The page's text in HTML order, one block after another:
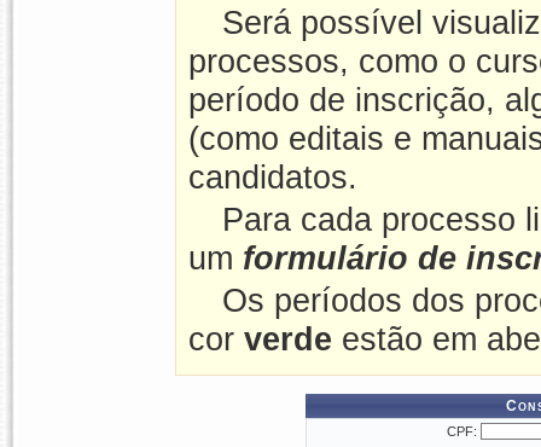
Será possível
processos, como o
período de inscrição,
(como editais e
candidatos.
Para cada processo
um formulário de
Os períodos dos
cor verde estão em
CPF: